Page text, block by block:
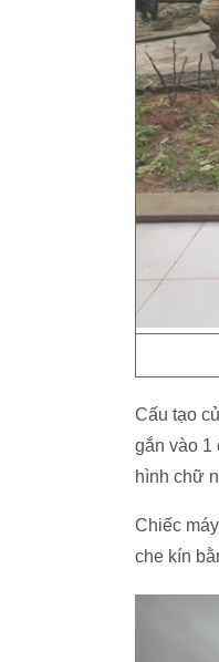
Cấu tạo
gắn vào 1
hình chữ
Chiếc
che kín